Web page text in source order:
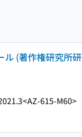
ル (著作権研究所研
<AZ-615-M60>